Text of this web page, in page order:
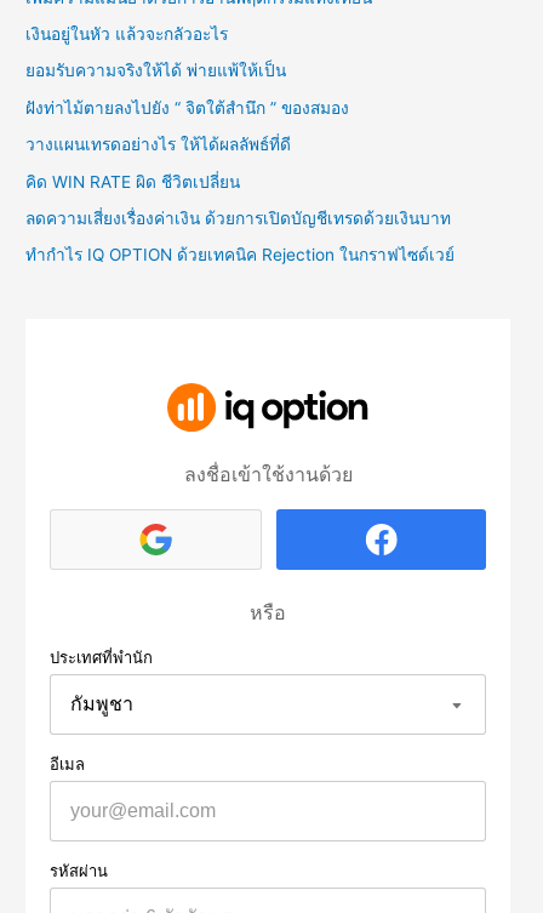
เงินอยู่ในหัว แล้วจะกลัวอะไร
ยอมรับความจริงให้ได้ พ่ายแพ้ให้เป็น
ฝังท่าไม้ตายลงไปยัง “ จิตใต้สำนึก ” ของสมอง
วางแผนเทรดอย่างไร ให้ได้ผลลัพธ์ที่ดี
คิด WIN RATE ผิด ชีวิตเปลี่ยน
ลดความเสี่ยงเรื่องค่าเงิน ด้วยการเปิดบัญชีเทรดด้วยเงินบาท
ทำกำไร IQ OPTION ด้วยเทคนิค Rejection ในกราฟไซด์เวย์